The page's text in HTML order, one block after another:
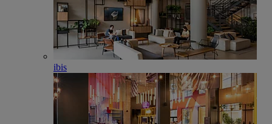
ibis